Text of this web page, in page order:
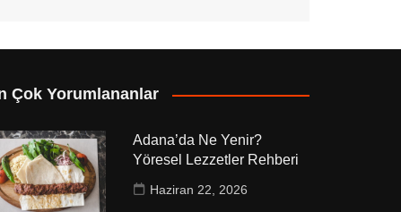
Çok Yorumlananlar
Adana’da Ne Yenir?
Yöresel Lezzetler Rehberi
Haziran 22, 2026